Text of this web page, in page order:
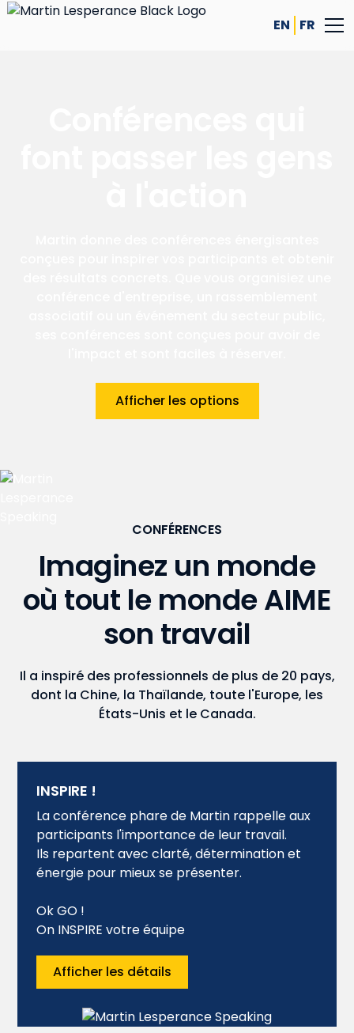
EN FR
Afficher les options
CONFÉRENCES
Imaginez un monde
où tout le monde AIME
son travail
Il a inspiré des professionnels de plus de 20 pays,
dont la Chine, la Thaïlande, toute l'Europe, les
États-Unis et le Canada.
INSPIRE !
La conférence phare de Martin rappelle aux
participants l'importance de leur travail.
Ils repartent avec clarté, détermination et
énergie pour mieux se présenter.
Ok GO !
On INSPIRE votre équipe
Afficher les détails